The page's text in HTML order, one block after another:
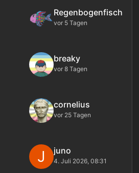
Regenbogenfisch
vor 5 Tagen
breaky
vor 8 Tagen
cornelius
vor 25 Tagen
J juno
4. Juli 2026, 08:31